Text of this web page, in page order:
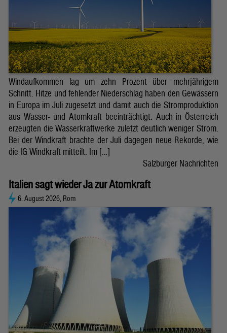
Windaufkommen lag um zehn Prozent über mehrjährigem
Schnitt. Hitze und fehlender Niederschlag haben den Gewässern
in Europa im Juli zugesetzt und damit auch die Stromproduktion
aus Wasser- und Atomkraft beeinträchtigt. Auch in Österreich
erzeugten die Wasserkraftwerke zuletzt deutlich weniger Strom.
Bei der Windkraft brachte der Juli dagegen neue Rekorde, wie
die IG Windkraft mitteilt. Im […]
Salzburger Nachrichten
Italien sagt wieder Ja zur Atomkraft
6. August 2026, Rom